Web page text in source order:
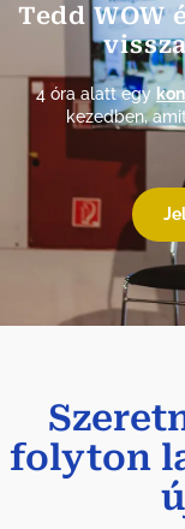
Tedd WOW
4 óra alatt egy
kezedben,
folyton